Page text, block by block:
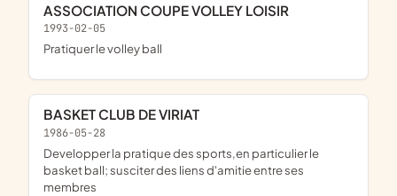
ASSOCIATION COUPE VOLLEY LOISIR
1993-02-05
pratiquer le volley ball
BASKET CLUB DE VIRIAT
1986-05-28
developper la pratique des sports,en particulier le
basket ball; susciter des liens d'amitie entre ses
membres